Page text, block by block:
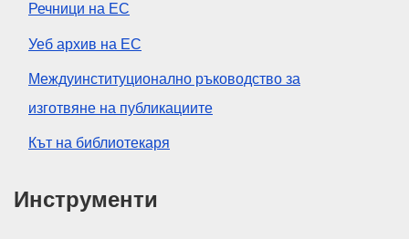
Речници на ЕС
Уеб архив на ЕС
Междуинституционално ръководство за
изготвяне на публикациите
Кът на библиотекаря
Инструменти